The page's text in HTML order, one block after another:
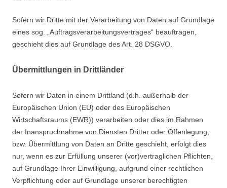
Sofern wir Dritte mit der Verarbeitung von Daten auf Grundlage
eines sog. „Auftragsverarbeitungsvertrages“ beauftragen,
geschieht dies auf Grundlage des Art. 28 DSGVO.
Übermittlungen in Drittländer
Sofern wir Daten in einem Drittland (d.h. außerhalb der
Europäischen Union (EU) oder des Europäischen
Wirtschaftsraums (EWR)) verarbeiten oder dies im Rahmen
der Inanspruchnahme von Diensten Dritter oder Offenlegung,
bzw. Übermittlung von Daten an Dritte geschieht, erfolgt dies
nur, wenn es zur Erfüllung unserer (vor)vertraglichen Pflichten,
auf Grundlage Ihrer Einwilligung, aufgrund einer rechtlichen
Verpflichtung oder auf Grundlage unserer berechtigten